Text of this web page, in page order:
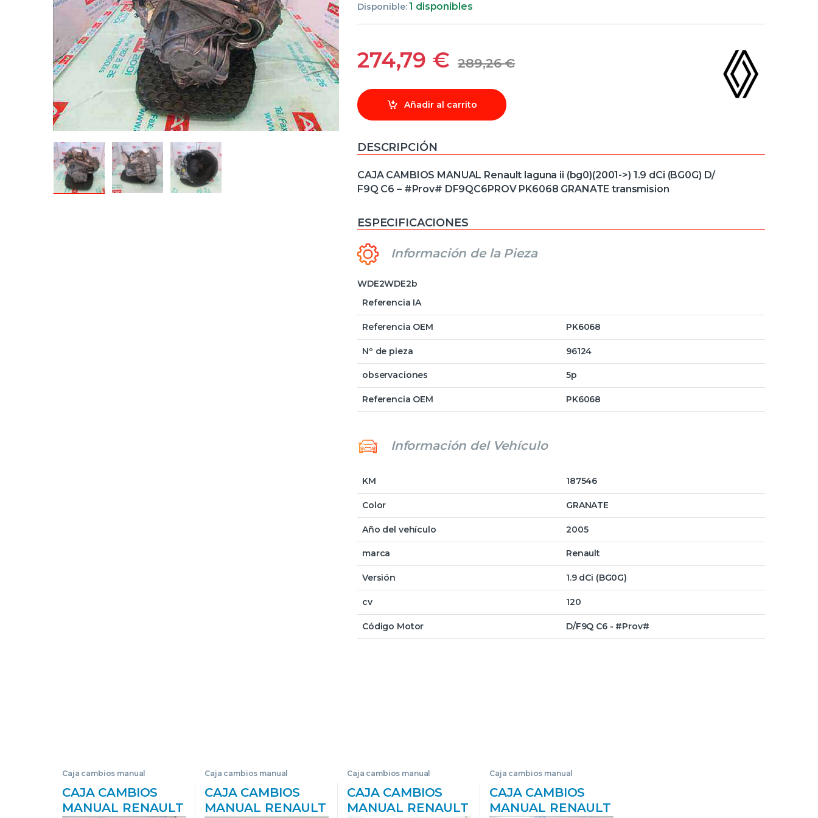
Disponible:1 disponibles
274,79 € 289,26€
Añadir al carrito
DESCRIPCIÓN
CAJA CAMBIOS MANUAL Renault laguna ii (bg0)(2001->) 1.9 dCi (BG0G) D/
F9Q C6 – #Prov# DF9QC6PROV PK6068 GRANATE transmision
ESPECIFICACIONES
Información de la Pieza
WDE2WDE2b
Referencia IA
Referencia OEM PK6068
Nº de pieza 96124
observaciones 5p
Referencia OEM PK6068
Información del Vehículo
KM 187546
Color GRANATE
Año del vehículo 2005
marca Renault
Versión 1.9 dCi (BG0G)
cv 120
Código Motor D/F9Q C6 - #Prov#
Caja cambios manual
CAJA CAMBIOS
MANUAL RENAULT
Caja cambios manual
CAJA CAMBIOS
MANUAL RENAULT
Caja cambios manual
CAJA CAMBIOS
MANUAL RENAULT
Caja cambios manual
CAJA CAMBIOS
MANUAL RENAULT